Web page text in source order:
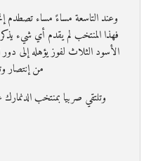
وعند التاسعة مساءً مساء تصطدم
فهذا المنتخب لم يقدم أي شيء
من إنتصار
وتلتقي صربيا بمنتخب